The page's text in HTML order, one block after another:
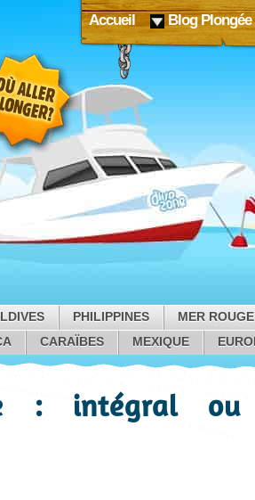
Accueil Blog Plongée
PHILIPPINES MER ROUGE
CARAÏBES MEXIQUE
: intégral ou